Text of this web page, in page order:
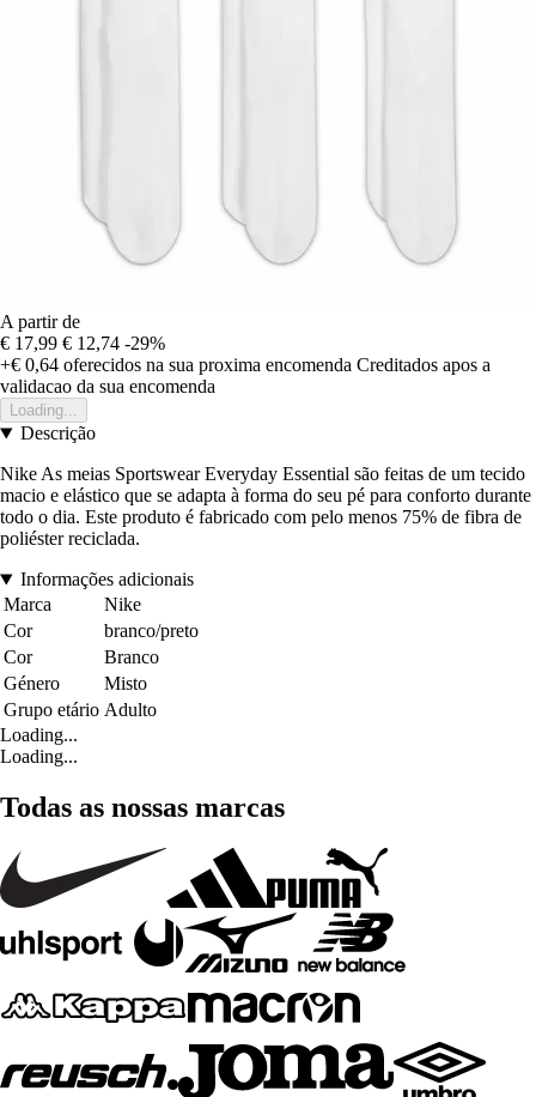
A partir de
€ 17,99 € 12,74 -29%
+€ 0,64 oferecidos na sua proxima encomenda Creditados apos a
validacao da sua encomenda
Loading...
Descrição
Nike As meias Sportswear Everyday Essential são feitas de um tecido
macio e elástico que se adapta à forma do seu pé para conforto durante
todo o dia. Este produto é fabricado com pelo menos 75% de fibra de
poliéster reciclada.
Informações adicionais
Marca
Nike
Cor
branco/preto
Cor
Branco
Género
Misto
Grupo etário Adulto
Loading...
Loading...
Todas as nossas marcas